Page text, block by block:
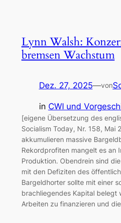
Lynn Walsh:
bremsen Wachstum
Dez. 27, 2025—von
in CWI und
[eigene Übersetzung des
Socialism Today, Nr. 158, Mai
akkumulieren massive
Rekordprofiten mangelt es an
Produktion. Obendrein sind
mit den Defiziten des
Bargeldhorter sollte mit einer
brachliegendes Kapital belegt
Arbeiten zu finanzieren und